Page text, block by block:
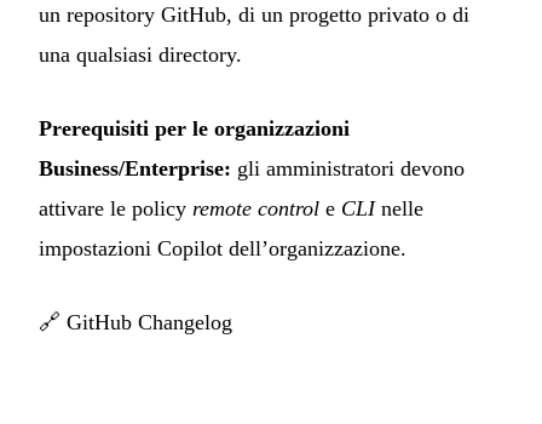
un repository GitHub, di un progetto privato o di
una qualsiasi directory.
Prerequisiti per le organizzazioni
Business/Enterprise: gli amministratori devono
attivare le policy remote control e CLInelle
impostazioni Copilot dell’organizzazione.
🔗 GitHub Changelog